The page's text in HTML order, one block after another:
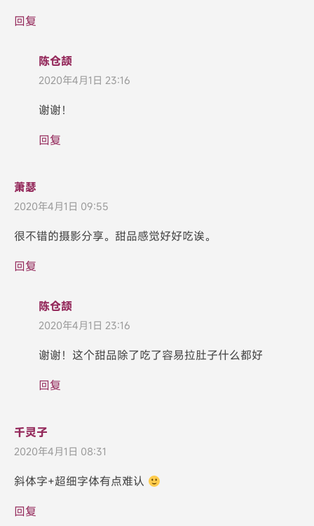
回复
陈仓颉
2020年4月1日 23:16
谢谢！
回复
萧瑟
2020年4月1日 09:55
很不错的摄影分享。甜品感觉好好吃诶。
回复
陈仓颉
2020年4月1日 23:16
谢谢！这个甜品除了吃了容易拉肚子什么都好
回复
千灵子
2020年4月1日 08:31
斜体字+超细字体有点难认
回复